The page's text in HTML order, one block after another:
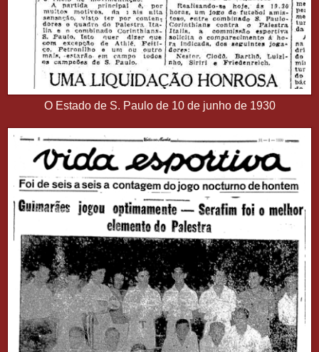
O Estado de S. Paulo de 10 de junho de 1930